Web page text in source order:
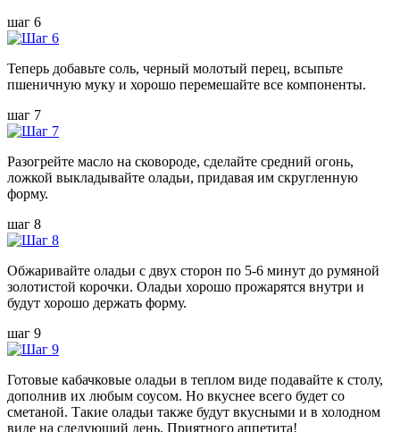
шаг 6
Теперь добавьте соль, черный молотый перец, всыпьте
пшеничную муку и хорошо перемешайте все компоненты.
шаг 7
Разогрейте масло на сковороде, сделайте средний огонь,
ложкой выкладывайте оладьи, придавая им скругленную
форму.
шаг 8
Обжаривайте оладьи с двух сторон по 5-6 минут до румяной
золотистой корочки. Оладьи хорошо прожарятся внутри и
будут хорошо держать форму.
шаг 9
Готовые кабачковые оладьи в теплом виде подавайте к столу,
дополнив их любым соусом. Но вкуснее всего будет со
сметаной. Такие оладьи также будут вкусными и в холодном
виде на следующий день. Приятного аппетита!